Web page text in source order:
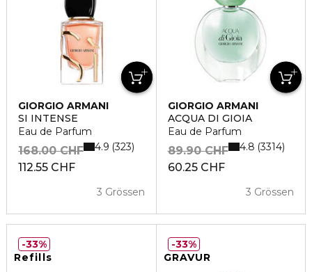
GIORGIO ARMANI
SI INTENSE
Eau de Parfum
112.55 CHF
168.00 CHF
3 Grössen
4.9 323
GIORGIO ARMANI
ACQUA DI GIOIA
Eau de Parfum
60.25 CHF
89.90 CHF
3 Grössen
4.8 3314
Refills
33%
GRAVUR
33%